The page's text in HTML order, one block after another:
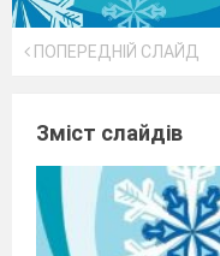
ПОПЕРЕДНІЙ СЛАЙД
Зміст слайдів